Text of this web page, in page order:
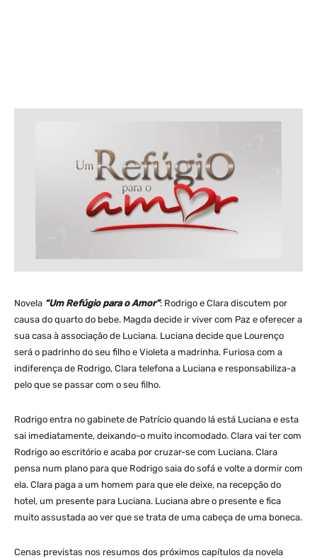
Novela “Um Refúgio para o Amor”: Rodrigo e Clara discutem por
causa do quarto do bebe. Magda decide ir viver com Paz e oferecer a
sua casa à associação de Luciana. Luciana decide que Lourenço
será o padrinho do seu filho e Violeta a madrinha. Furiosa com a
indiferença de Rodrigo, Clara telefona a Luciana e responsabiliza-a
pelo que se passar com o seu filho.
Rodrigo entra no gabinete de Patrício quando lá está Luciana e esta
sai imediatamente, deixando-o muito incomodado. Clara vai ter com
Rodrigo ao escritório e acaba por cruzar-se com Luciana. Clara
pensa num plano para que Rodrigo saia do sofá e volte a dormir com
ela. Clara paga a um homem para que ele deixe, na recepção do
hotel, um presente para Luciana. Luciana abre o presente e fica
muito assustada ao ver que se trata de uma cabeça de uma boneca.
Cenas previstas nos resumos dos próximos capítulos da novela